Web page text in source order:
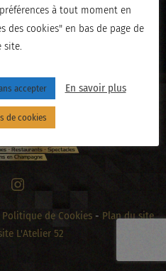
Politique de Cookies - Plan du site
L'Atelier 52
à tout moment en
des cookies" en bas de page de
site.
accepter En savoir plus
de cookies